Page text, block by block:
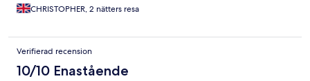
CHRISTOPHER, 2 nätters resa
Verifierad recension
10/10 Enastående